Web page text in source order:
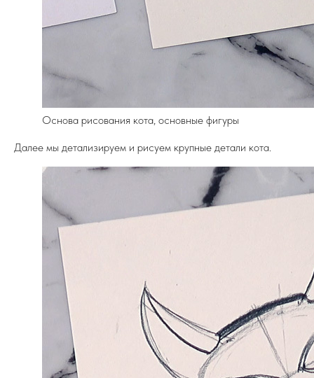
Основа рисования кота, основные фигуры
Далее мы детализируем и рисуем крупные детали кота.